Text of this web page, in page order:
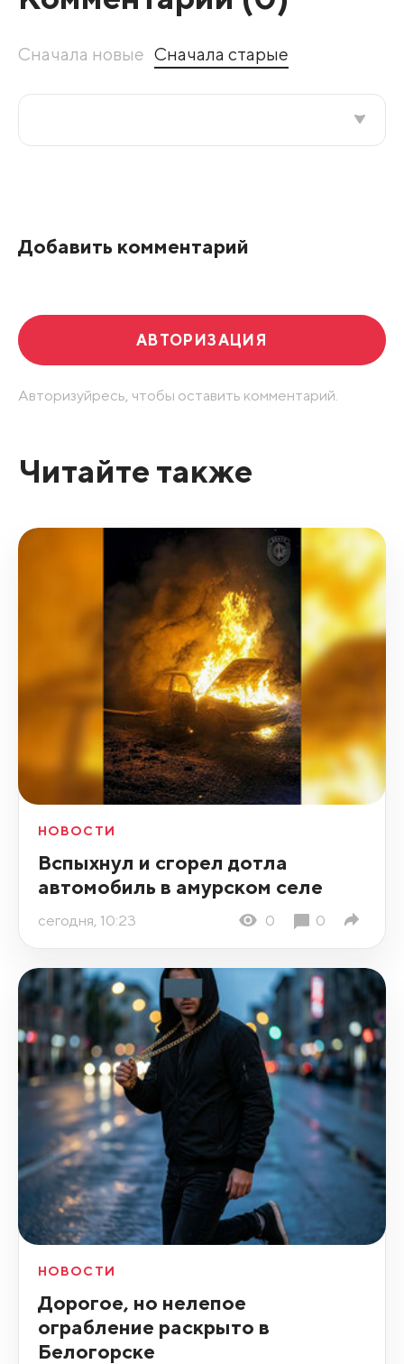
Сначала новые Сначала старые
Добавить комментарий
АВТОРИЗАЦИЯ
Авторизуйресь, чтобы оставить комментарий.
Читайте также
НОВОСТИ
Вспыхнул и сгорел дотла
автомобиль в амурском селе
сегодня, 10:23 0 0
НОВОСТИ
Дорогое, но нелепое
ограбление раскрыто в
Белогорске